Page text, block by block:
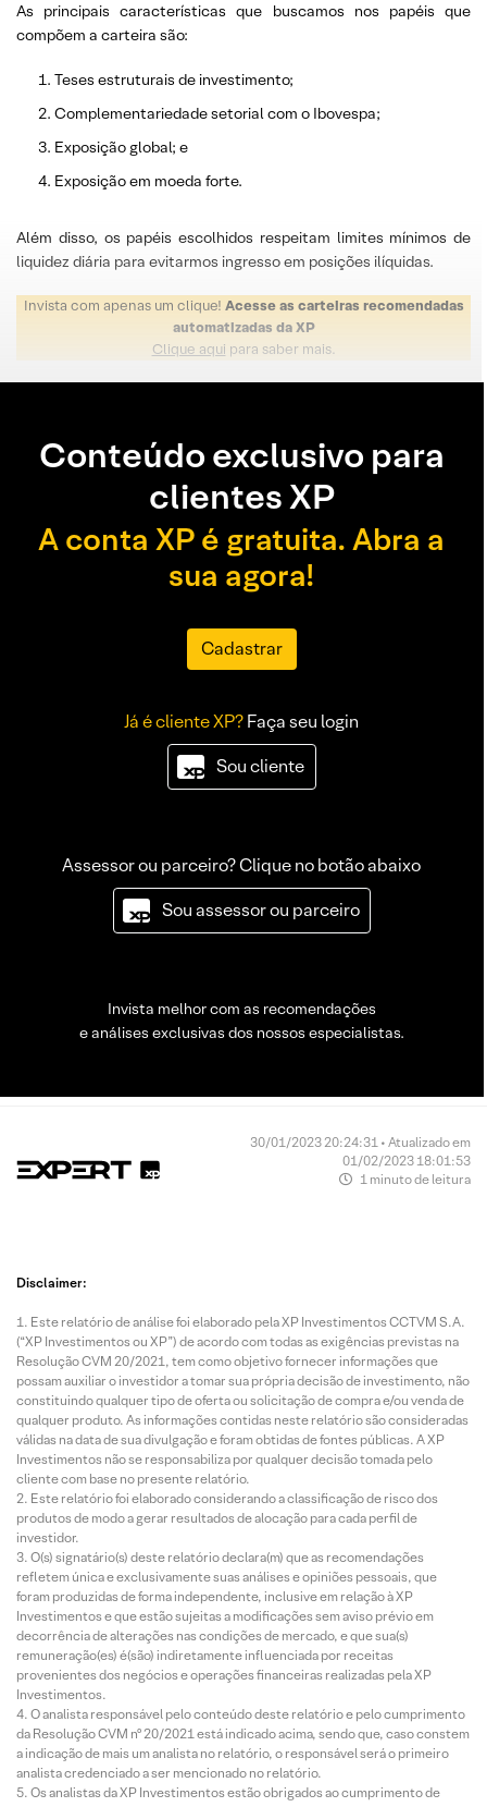
As principais características que buscamos nos papéis que
compõem a carteira são:
Teses estruturais de investimento;
Complementariedade setorial com o Ibovespa;
Exposição global; e
Exposição em moeda forte.
Além disso, os papéis escolhidos respeitam limites mínimos de
liquidez diária para evitarmos ingresso em posições ilíquidas.
Invista com apenas um clique! Acesse as carteiras recomendadas
automatizadas da XP
Clique aqui para saber mais.
Conteúdo exclusivo para
clientes XP
A conta XP é gratuita. Abra a
sua agora!
Cadastrar
Já é cliente XP?Faça seu login
Sou cliente
Assessor ou parceiro? Clique no botão abaixo
Sou assessor ou parceiro
Invista melhor com as recomendações
e análises exclusivas dos nossos especialistas.
30/01/2023 20:24:31 • Atualizado em
01/02/2023 18:01:53
1 minuto de leitura
Disclaimer:
Este relatório de análise foi elaborado pela XP Investimentos CCTVM S.A.
(“XP Investimentos ou XP”) de acordo com todas as exigências previstas na
Resolução CVM 20/2021, tem como objetivo fornecer informações que
possam auxiliar o investidor a tomar sua própria decisão de investimento, não
constituindo qualquer tipo de oferta ou solicitação de compra e/ou venda de
qualquer produto. As informações contidas neste relatório são consideradas
válidas na data de sua divulgação e foram obtidas de fontes públicas. A XP
Investimentos não se responsabiliza por qualquer decisão tomada pelo
cliente com base no presente relatório.
Este relatório foi elaborado considerando a classificação de risco dos
produtos de modo a gerar resultados de alocação para cada perfil de
investidor.
O(s) signatário(s) deste relatório declara(m) que as recomendações
refletem única e exclusivamente suas análises e opiniões pessoais, que
foram produzidas de forma independente, inclusive em relação à XP
Investimentos e que estão sujeitas a modificações sem aviso prévio em
decorrência de alterações nas condições de mercado, e que sua(s)
remuneração(es) é(são) indiretamente influenciada por receitas
provenientes dos negócios e operações financeiras realizadas pela XP
Investimentos.
O analista responsável pelo conteúdo deste relatório e pelo cumprimento
da Resolução CVM nº 20/2021 está indicado acima, sendo que, caso constem
a indicação de mais um analista no relatório, o responsável será o primeiro
analista credenciado a ser mencionado no relatório.
Os analistas da XP Investimentos estão obrigados ao cumprimento de